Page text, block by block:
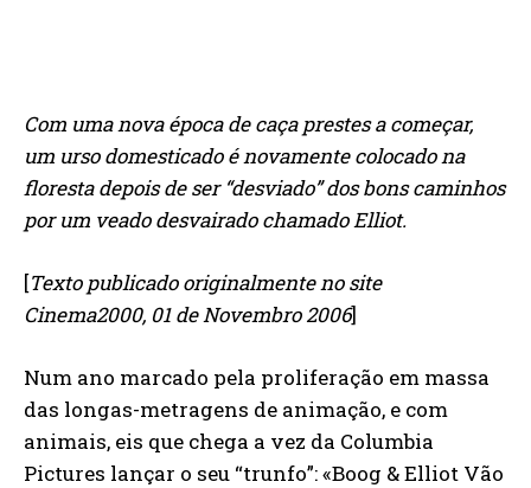
Com uma nova época de caça prestes a começar,
um urso domesticado é novamente colocado na
floresta depois de ser “desviado” dos bons caminhos
por um veado desvairado chamado Elliot.
[Texto publicado originalmente no site
Cinema2000, 01 de Novembro 2006]
Num ano marcado pela proliferação em massa
das longas-metragens de animação, e com
animais, eis que chega a vez da Columbia
Pictures lançar o seu “trunfo”: «Boog & Elliot Vão